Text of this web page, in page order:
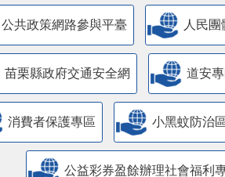
公共政策網路參與平臺 人民
苗栗縣政府交通安全網 道安
消費者保護專區 小黑蚊防治
公益彩券盈餘辦理社會福利